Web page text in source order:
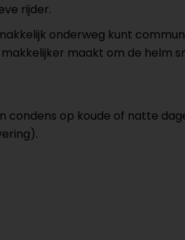
rijder.
onderweg kunt
maakt om de helm
condens op koude of natte